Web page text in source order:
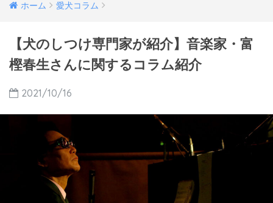
ホーム 愛犬コラム
【犬のしつけ専門家が紹介】音楽家・富
樫春生さんに関するコラム紹介
2021/10/16